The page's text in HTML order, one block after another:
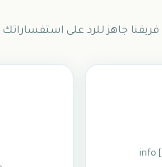
جاهز للرد على استفساراتك
info